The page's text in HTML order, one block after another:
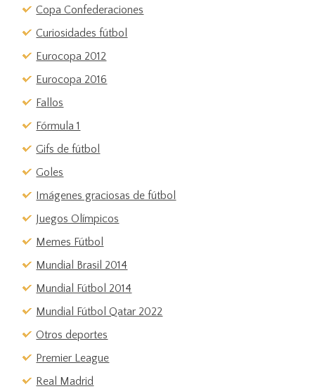
Copa Confederaciones
Curiosidades fútbol
Eurocopa 2012
Eurocopa 2016
Fallos
Fórmula 1
Gifs de fútbol
Goles
Imágenes graciosas de fútbol
Juegos Olímpicos
Memes Fútbol
Mundial Brasil 2014
Mundial Fútbol 2014
Mundial Fútbol Qatar 2022
Otros deportes
Premier League
Real Madrid